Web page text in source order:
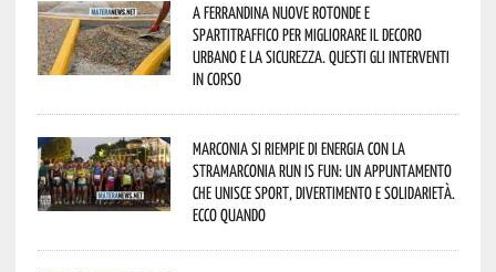
A Ferrandina nuove rotonde e
spartitraffico per migliorare il decoro
urbano e la sicurezza. Questi gli interventi
in corso
Marconia si riempie di energia con la
StraMarconia Run is Fun: un appuntamento
che unisce sport, divertimento e solidarietà.
Ecco quando